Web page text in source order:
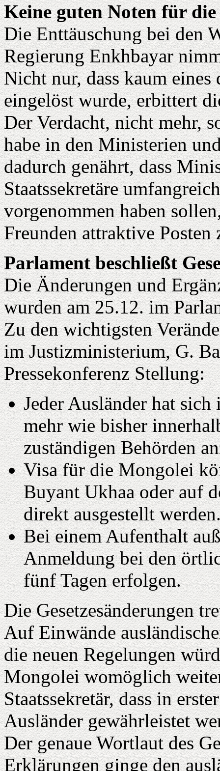
Keine guten Noten für
Die Enttäuschung bei den
Regierung Enkhbayar
Nicht nur, dass kaum eines
eingelöst wurde, erbittert
Der Verdacht, nicht mehr,
habe in den Ministerien
dadurch genährt, dass
Staatssekretäre
vorgenommen haben
Freunden attraktive Posten
Parlament beschließt
Die Änderungen und
wurden am 25.12. im
Zu den wichtigsten
im Justizministerium, G.
Pressekonferenz Stellung:
Jeder Ausländer hat
mehr wie bisher
zuständigen Behörden
Visa für die Mongolei
Buyant Ukhaa oder auf
direkt ausgestellt
Bei einem Aufenthalt
Anmeldung bei den
fünf Tagen erfolgen.
Die Gesetzesänderungen
Auf Einwände
die neuen Regelungen
Mongolei womöglich
Staatssekretär, dass in
Ausländer gewährleistet
Der genaue Wortlaut des
Erklärungen ginge den